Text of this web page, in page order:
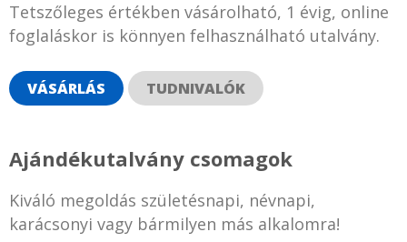
Tetszőleges értékben vásárolható, 1 évig, online
foglaláskor is könnyen felhasználható utalvány.
VÁSÁRLÁS TUDNIVALÓK
Ajándékutalvány csomagok
Kiváló megoldás születésnapi, névnapi,
karácsonyi vagy bármilyen más alkalomra!